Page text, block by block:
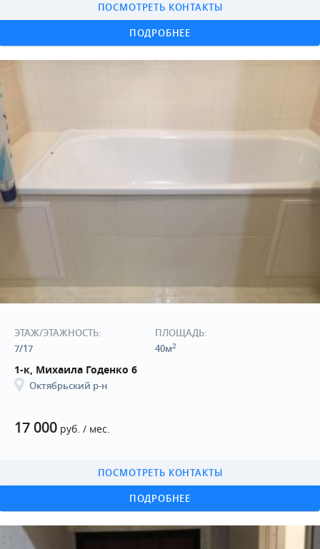
ПОДРОБНЕЕ
ПОСМОТРЕТЬ КОНТАКТЫ
17 000 руб. / мес.
1-к, Михаила Годенко 6
Октябрьский р-н
ПОДРОБНЕЕ
ПОСМОТРЕТЬ КОНТАКТЫ
ЭТАЖ/ЭТАЖНОСТЬ:
7/17
ПЛОЩАДЬ:
40м2